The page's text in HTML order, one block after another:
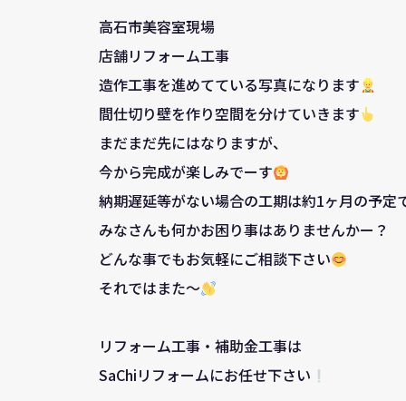
高石市美容室現場
店舗リフォーム工事
造作工事を進めてている写真になります
間仕切り壁を作り空間を分けていきます
まだまだ先にはなりますが、
今から完成が楽しみでーす
納期遅延等がない場合の工期は約1ヶ月の予定
みなさんも何かお困り事はありませんかー？
どんな事でもお気軽にご相談下さい
それではまた～
リフォーム工事・補助金工事は
SaChiリフォームにお任せ下さい